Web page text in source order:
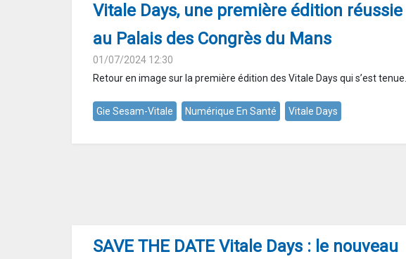
Vitale Days, une première édition réussie
au Palais des Congrès du Mans
01/07/2024 12:30
Retour en image sur la première édition des Vitale Days qui s’est tenue...
Gie Sesam-Vitale Numérique En Santé Vitale Days
SAVE THE DATE Vitale Days : le nouveau